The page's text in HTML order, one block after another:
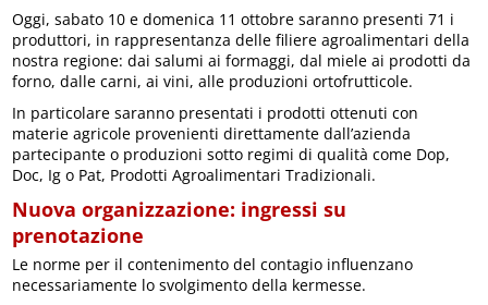
Oggi, sabato 10 e domenica 11 ottobre saranno presenti 71 i
produttori, in rappresentanza delle filiere agroalimentari della
nostra regione: dai salumi ai formaggi, dal miele ai prodotti da
forno, dalle carni, ai vini, alle produzioni ortofrutticole.
In particolare saranno presentati i prodotti ottenuti con
materie agricole provenienti direttamente dall’azienda
partecipante o produzioni sotto regimi di qualità come Dop,
Doc, Ig o Pat, Prodotti Agroalimentari Tradizionali.
Nuova organizzazione: ingressi su
prenotazione
Le norme per il contenimento del contagio influenzano
necessariamente lo svolgimento della kermesse.